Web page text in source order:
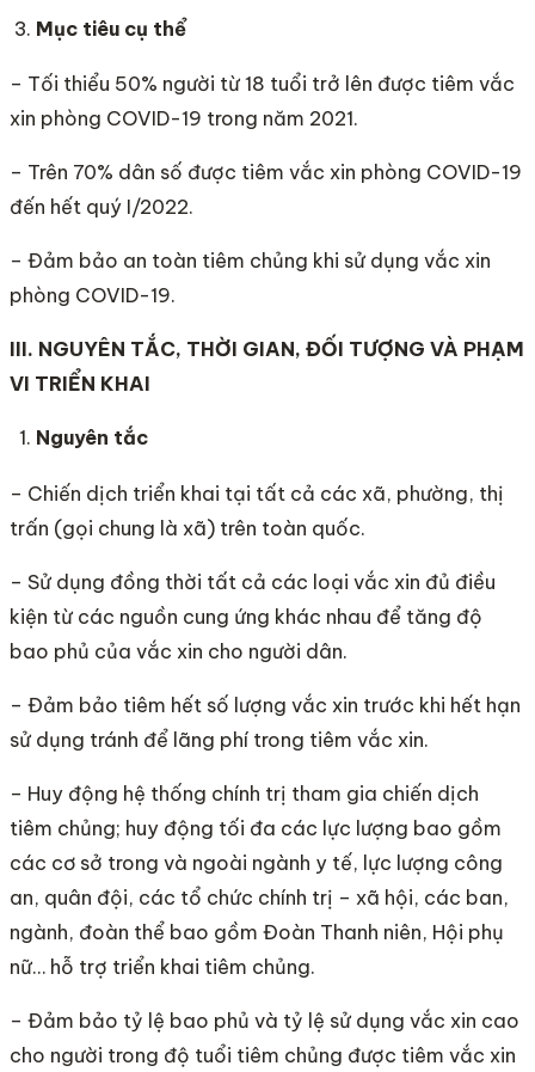
Mục tiêu cụ thể
– Tối thiểu 50% người từ 18 tuổi trở lên được tiêm vắc
xin phòng COVID-19 trong năm 2021.
– Trên 70% dân số được tiêm vắc xin phòng COVID-19
đến hết quý I/2022.
– Đảm bảo an toàn tiêm chủng khi sử dụng vắc xin
phòng COVID-19.
III. NGUYÊN TẮC, THỜI GIAN, ĐỐI TƯỢNG VÀ PHẠM
VI TRIỂN KHAI
Nguyên tắc
– Chiến dịch triển khai tại tất cả các xã, phường, thị
trấn (gọi chung là xã) trên toàn quốc.
– Sử dụng đồng thời tất cả các loại vắc xin đủ điều
kiện từ các nguồn cung ứng khác nhau để tăng độ
bao phủ của vắc xin cho người dân.
– Đảm bảo tiêm hết số lượng vắc xin trước khi hết hạn
sử dụng tránh để lãng phí trong tiêm vắc xin.
– Huy động hệ thống chính trị tham gia chiến dịch
tiêm chủng; huy động tối đa các lực lượng bao gồm
các cơ sở trong và ngoài ngành y tế, lực lượng công
an, quân đội, các tổ chức chính trị – xã hội, các ban,
ngành, đoàn thể bao gồm Đoàn Thanh niên, Hội phụ
nữ… hỗ trợ triển khai tiêm chủng.
– Đảm bảo tỷ lệ bao phủ và tỷ lệ sử dụng vắc xin cao
cho người trong độ tuổi tiêm chủng được tiêm vắc xin